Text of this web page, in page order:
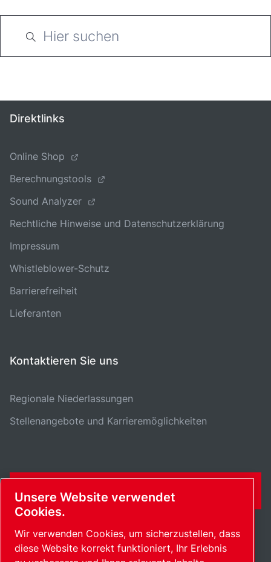
Direktlinks
Online Shop
Berechnungstools
Sound Analyzer
Rechtliche Hinweise und Datenschutzerklärung
Impressum
Whistleblower-Schutz
Barrierefreiheit
Lieferanten
Kontaktieren Sie uns
Regionale Niederlassungen
Stellenangebote und Karrieremöglichkeiten
KONTAKTFORMULAR
Unsere Website verwendet
Cookies.
Wir verwenden Cookies, um sicherzustellen, dass
diese Website korrekt funktioniert, Ihr Erlebnis